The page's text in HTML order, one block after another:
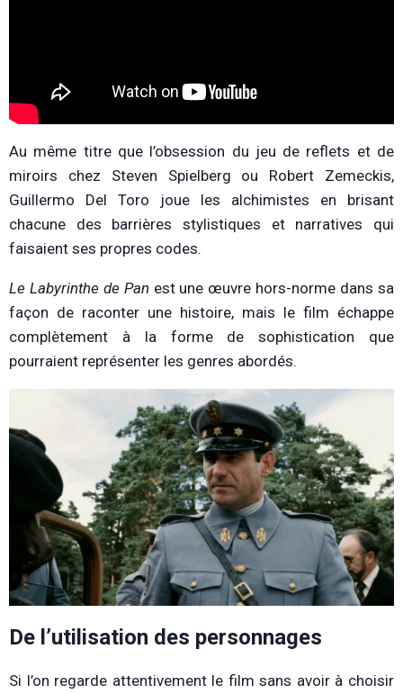
Au même titre que l’obsession du jeu de reflets et de
miroirs chez Steven Spielberg ou Robert Zemeckis,
Guillermo Del Toro joue les alchimistes en brisant
chacune des barrières stylistiques et narratives qui
faisaient ses propres codes.
Le Labyrinthe de Pan est une œuvre hors-norme dans sa
façon de raconter une histoire, mais le film échappe
complètement à la forme de sophistication que
pourraient représenter les genres abordés.
De l’utilisation des personnages
Si l’on regarde attentivement le film sans avoir à choisir